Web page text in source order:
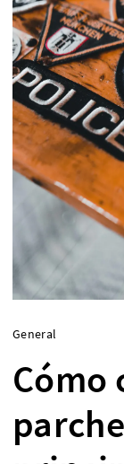
General
Cómo